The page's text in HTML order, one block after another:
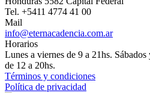
Tel. +5411 4774 41 00
Mail
info@eternacadencia.com.ar
Horarios
Lunes a viernes de 9 a 21hs. Sábados
de 12 a 20hs.
Términos y condiciones
Política de privacidad